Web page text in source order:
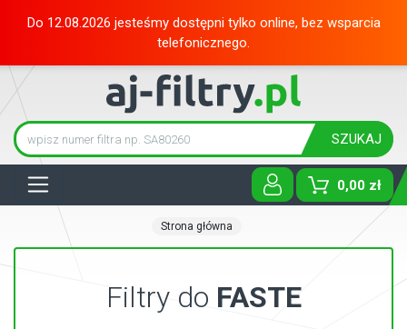
Do 12.08.2026 jesteśmy dostępni tylko online, bez wsparcia
telefonicznego.
SZUKAJ
0,00 zł
Strona główna
Filtry do FASTE